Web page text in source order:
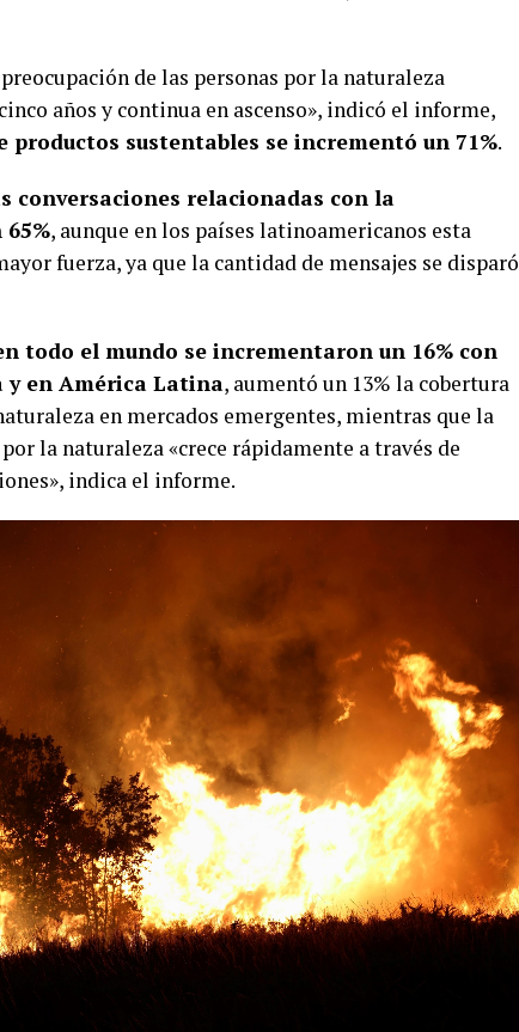
de las personas por la naturaleza
años y continua en ascenso», indicó el informe,
productos sustentables se incrementó un 71%.
conversaciones relacionadas con la
, aunque en los países latinoamericanos esta
fuerza, ya que la cantidad de mensajes se disparó
todo el mundo se incrementaron un 16% con
y en América Latina, aumentó un 13% la cobertura
en mercados emergentes, mientras que la
la naturaleza «crece rápidamente a través de
indica el informe.